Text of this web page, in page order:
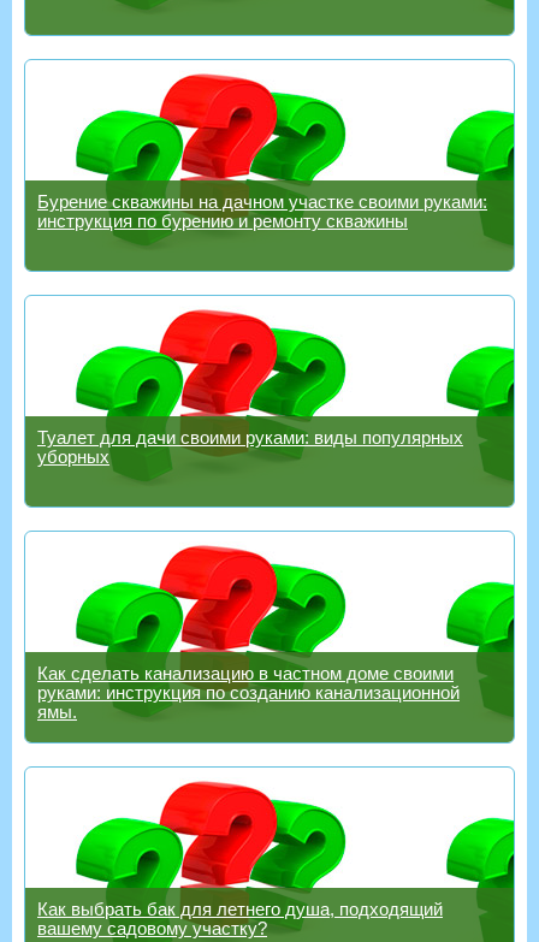
Бурение скважины на дачном участке своими руками:
инструкция по бурению и ремонту скважины
Туалет для дачи своими руками: виды популярных
уборных
Как сделать канализацию в частном доме своими
руками: инструкция по созданию канализационной
ямы.
Как выбрать бак для летнего душа, подходящий
вашему садовому участку?